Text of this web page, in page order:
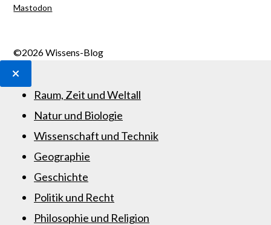
Mastodon
©2026 Wissens-Blog
Raum, Zeit und Weltall
Natur und Biologie
Wissenschaft und Technik
Geographie
Geschichte
Politik und Recht
Philosophie und Religion